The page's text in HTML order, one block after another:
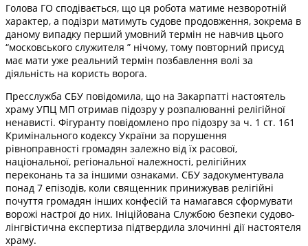
Голова ГО сподівається, що ця робота матиме незворотній
характер, а подізри матимуть судове продовження, зокрема в
даному випадку перший умовний термін не навчив цього
“московського служителя ” нічому, тому повторний присуд
має мати уже реальний термін позбавлення волі за
діяльність на користь ворога.
Пресслужба СБУ повідомила, що на Закарпатті настоятель
храму УПЦ МП отримав підозру у розпалюванні релігійної
ненависті. Фігуранту повідомлено про підозру за ч. 1 ст. 161
Кримінального кодексу України за порушення
рівноправності громадян залежно від їх расової,
національної, регіональної належності, релігійних
переконань та за іншими ознаками. СБУ задокументувала
понад 7 епізодів, коли священник принижував релігійні
почуття громадян інших конфесій та намагався сформувати
ворожі настрої до них. Ініційована Службою безпеки судово-
лінгвістична експертиза підтвердила злочинні дії настоятеля
храму.